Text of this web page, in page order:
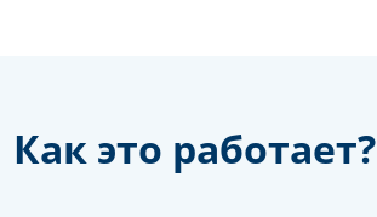
Как это работает?